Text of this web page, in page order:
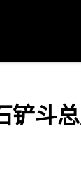
铲斗